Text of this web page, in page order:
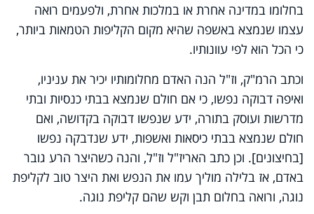
בחלומו במדינה אחרת או במלכות אחרת, ולפעמים רואה
עצמו שנמצא באשפה שהיא מקום הקליפות הטמאות ביותר,
כי הכל הוא לפי עוונותיו.
וכתב הרמ"ק, וז"ל הנה האדם מחלומותיו יכיר את עניניו,
ואיפה דבוקה נפשו, כי אם חולם שנמצא בבתי כנסיות ובתי
מדרשות ועוסק בתורה, ידע שנפשו דבוקה בקדושה, ואם
חולם שנמצא בבתי כיסאות ואשפות, ידע שנדבקה נפשו
[בחיצונים]. וכן כתב האריז"ל וז"ל, והנה כשהיצר הרע גובר
באדם, אז בלילה מוליך עמו את הנפש ואת היצר טוב לקליפת
נוגה, ורואה בחלום תבן וקש שהם קליפת נוגה.